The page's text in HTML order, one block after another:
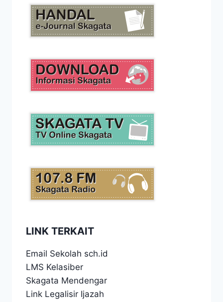
LINK TERKAIT
Email Sekolah sch.id
LMS Kelasiber
Skagata Mendengar
Link Legalisir Ijazah